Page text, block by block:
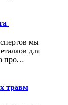
мы
для
про…
травм